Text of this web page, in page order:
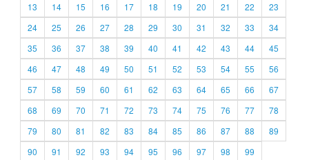
13
14 15 16 17 18 19 20 21 22
23
24
25 26 27 28 29 30 31 32 33
34
35
36 37 38 39 40 41 42 43 44
45
46
47 48 49 50 51 52 53 54 55
56
57
58 59 60 61 62 63 64 65 66
67
68
69 70 71 72 73 74 75 76 77
78
79
80 81 82 83 84 85 86 87 88
89
90
91 92 93 94 95 96 97 98
99